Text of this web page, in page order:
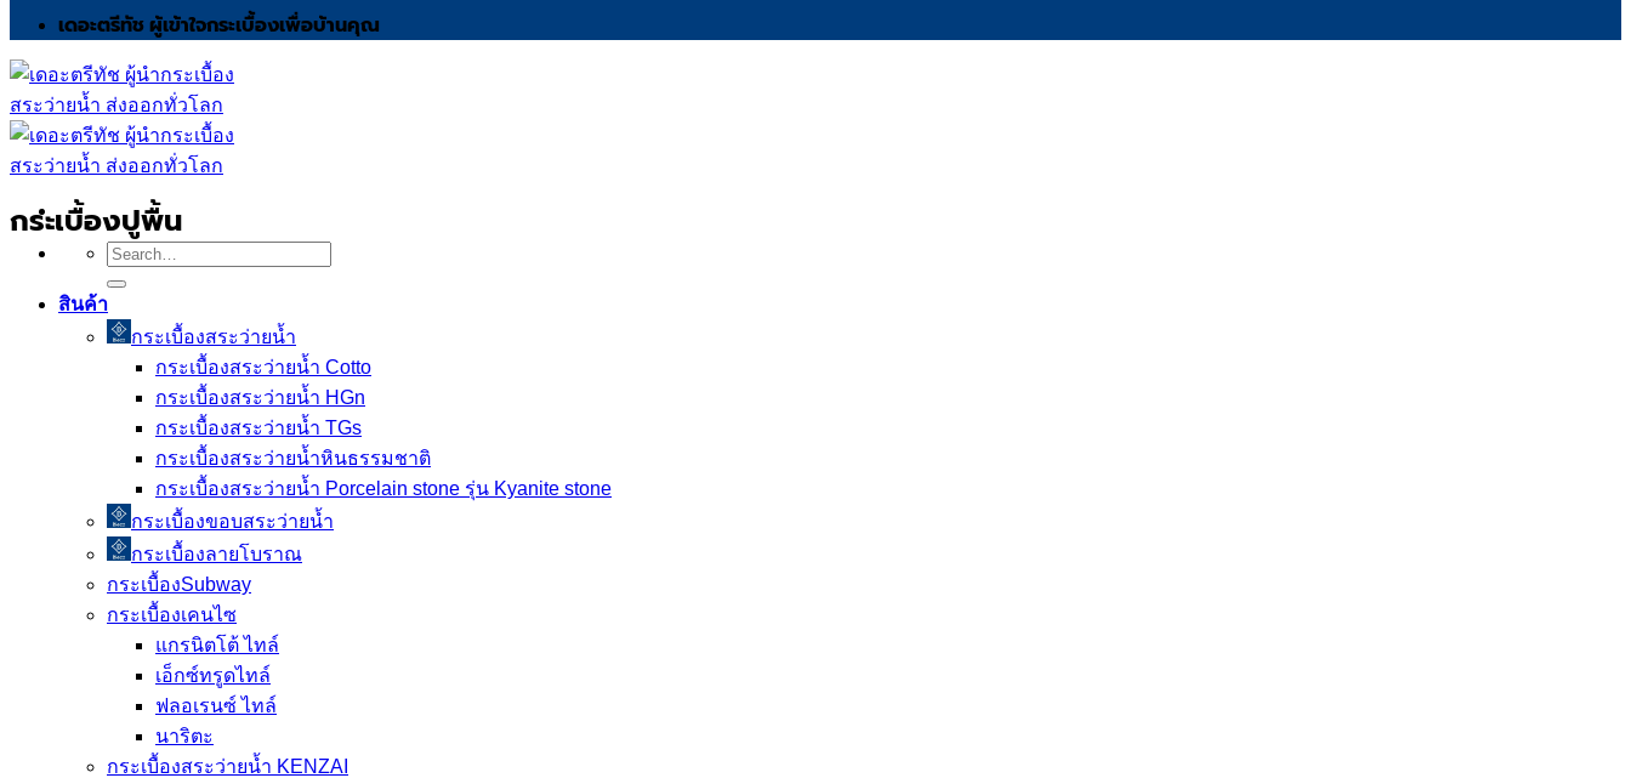
เดอะตรีทัช ผู้เข้าใจกระเบื้องเพื่อบ้านคุณ
Search
for:
สินค้า
กระเบื้องสระว่ายนํ้า
กระเบื้องสระว่ายน้ำ Cotto
กระเบื้องสระว่ายน้ำ HGn
กระเบื้องสระว่ายน้ำ TGs
กระเบื้องสระว่ายน้ำหินธรรมชาติ
กระเบื้องสระว่ายนํ้า Porcelain stone รุ่น Kyanite stone
กระเบื้องขอบสระว่ายน้ำ
กระเบื้องลายโบราณ
กระเบื้องSubway
กระเบื้องเคนไซ
แกรนิตโต้ ไทล์
เอ็กซ์ทรูดไทล์
ฟลอเรนซ์ ไทล์
นาริตะ
กระเบื้องสระว่ายน้ำ KENZAI
กระเบื้องปูพื้น